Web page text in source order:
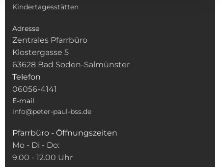
Kindertagesstätten
Adresse
Zentrales Pfarrbüro
Klostergasse 5
63628 Bad Soden-Salmünster
Telefon
06056-4141
E-mail
info@peter-paul-bss.de
Pfarrbüro - Öffnungszeiten
Mo - Di - Do:
9.00 - 12.00 Uhr